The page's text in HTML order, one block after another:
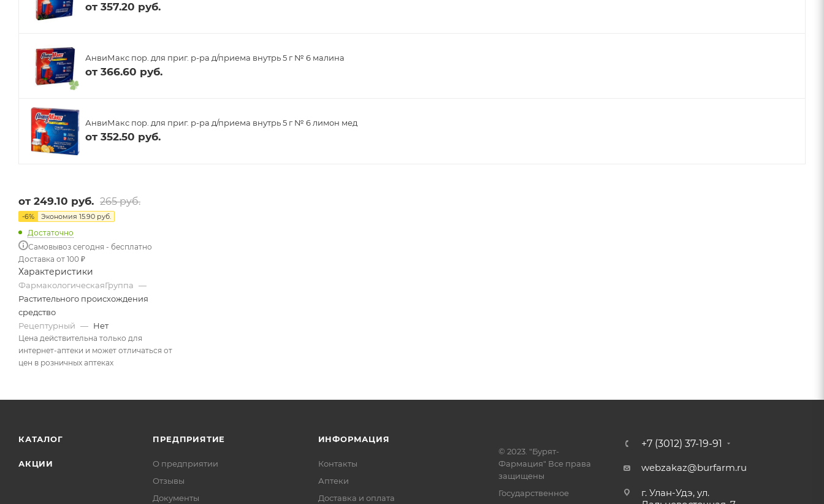
от 357.20 руб.
АнвиМакс пор. для приг. р-ра д/приема внутрь 5 г № 6 малина
от 366.60 руб.
АнвиМакс пор. для приг. р-ра д/приема внутрь 5 г № 6 лимон мед
от 352.50 руб.
от 249.10 руб. 265 руб.
-6% Экономия 15.90 руб.
Достаточно
Самовывоз сегодня - бесплатно
Доставка от 100 ₽
Характеристики
ФармакологическаяГруппа —
Растительного происхождения
средство
Рецептурный — Нет
Цена действительна только для
интернет-аптеки и может отличаться от
цен в розничных аптеках
КАТАЛОГ
АКЦИИ
ПРЕДПРИЯТИЕ
О предприятии
Отзывы
Документы
ИНФОРМАЦИЯ
Контакты
Аптеки
Доставка и оплата
© 2023. "Бурят-
Фармация" Все права
защищены
Государственное
+7 (3012) 37-19-91
webzakaz@burfarm.ru
г. Улан-Удэ, ул.